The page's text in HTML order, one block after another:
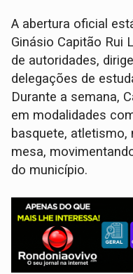
A abertura oficial
Ginásio Capitão Rui
de autoridades,
delegações de
Durante a semana,
em modalidades
basquete, atletismo,
mesa,
do município.